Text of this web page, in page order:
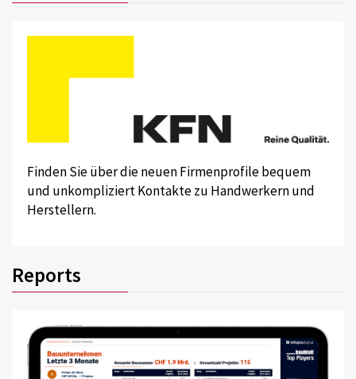
Finden Sie über die neuen Firmenprofile bequem
und unkompliziert Kontakte zu Handwerkern und
Herstellern.
Reports